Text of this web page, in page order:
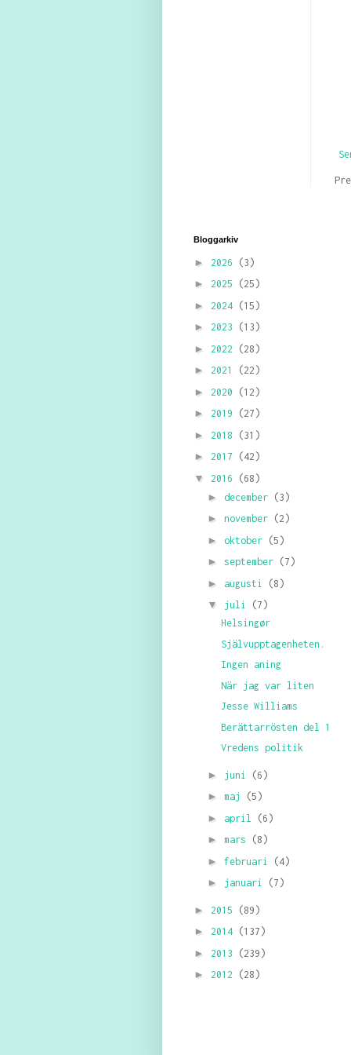
Bloggarkiv
► 2026 (3)
► 2025 (25)
► 2024 (15)
► 2023 (13)
► 2022 (28)
► 2021 (22)
► 2020 (12)
► 2019 (27)
► 2018 (31)
► 2017 (42)
▼ 2016 (68)
► december (3)
► november (2)
► oktober (5)
► september (7)
► augusti (8)
▼ juli
(7)
Helsingør
Självupptagenheten.
Ingen aning
När jag var liten
Jesse Williams
Berättarrösten del 1
Vredens politik
► juni (6)
► maj (5)
► april (6)
► mars (8)
► februari (4)
► januari (7)
► 2015 (89)
► 2014 (137)
► 2013 (239)
► 2012 (28)